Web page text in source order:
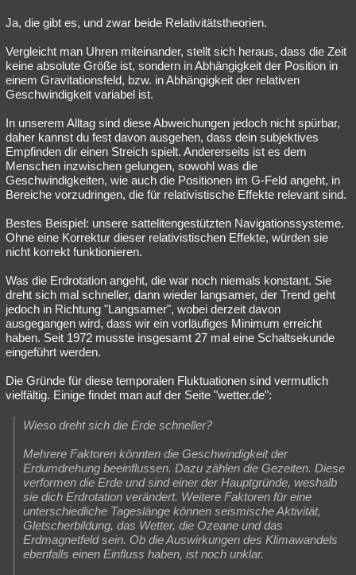
Ja, die gibt es, und zwar beide Relativitätstheorien.
Vergleicht man Uhren miteinander, stellt sich heraus, dass die Zeit
keine absolute Größe ist, sondern in Abhängigkeit der Position in
einem Gravitationsfeld, bzw. in Abhängigkeit der relativen
Geschwindigkeit variabel ist.
In unserem Alltag sind diese Abweichungen jedoch nicht spürbar,
daher kannst du fest davon ausgehen, dass dein subjektives
Empfinden dir einen Streich spielt. Andererseits ist es dem
Menschen inzwischen gelungen, sowohl was die
Geschwindigkeiten, wie auch die Positionen im G-Feld angeht, in
Bereiche vorzudringen, die für relativistische Effekte relevant sind.
Bestes Beispiel: unsere sattelitengestützten Navigationssysteme.
Ohne eine Korrektur dieser relativistischen Effekte, würden sie
nicht korrekt funktionieren.
Was die Erdrotation angeht, die war noch niemals konstant. Sie
dreht sich mal schneller, dann wieder langsamer, der Trend geht
jedoch in Richtung "Langsamer", wobei derzeit davon
ausgegangen wird, dass wir ein vorläufiges Minimum erreicht
haben. Seit 1972 musste insgesamt 27 mal eine Schaltsekunde
eingeführt werden.
Die Gründe für diese temporalen Fluktuationen sind vermutlich
vielfältig. Einige findet man auf der Seite "wetter.de":
Wieso dreht sich die Erde schneller?
Mehrere Faktoren könnten die Geschwindigkeit der
Erdumdrehung beeinflussen. Dazu zählen die Gezeiten. Diese
verformen die Erde und sind einer der Hauptgründe, weshalb
sie dich Erdrotation verändert. Weitere Faktoren für eine
unterschiedliche Tageslänge können seismische Aktivität,
Gletscherbildung, das Wetter, die Ozeane und das
Erdmagnetfeld sein. Ob die Auswirkungen des Klimawandels
ebenfalls einen Einfluss haben, ist noch unklar.